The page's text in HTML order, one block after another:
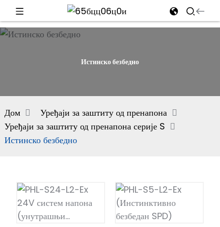
Истинско безбедно
Дом
Уређаји за заштиту од пренапона
Уређаји за заштиту од пренапона серије S
Истинско безбедно